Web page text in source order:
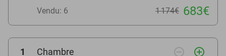
Vendu: 6 1 174€ 683€
1 Chambre remove_circle_outline add_circle_outline